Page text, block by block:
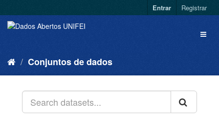
Entrar Registrar
Conjuntos de dados